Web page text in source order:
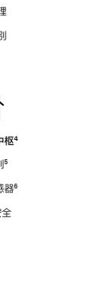
枢脚
⁴
脚
⁵
器脚
⁶